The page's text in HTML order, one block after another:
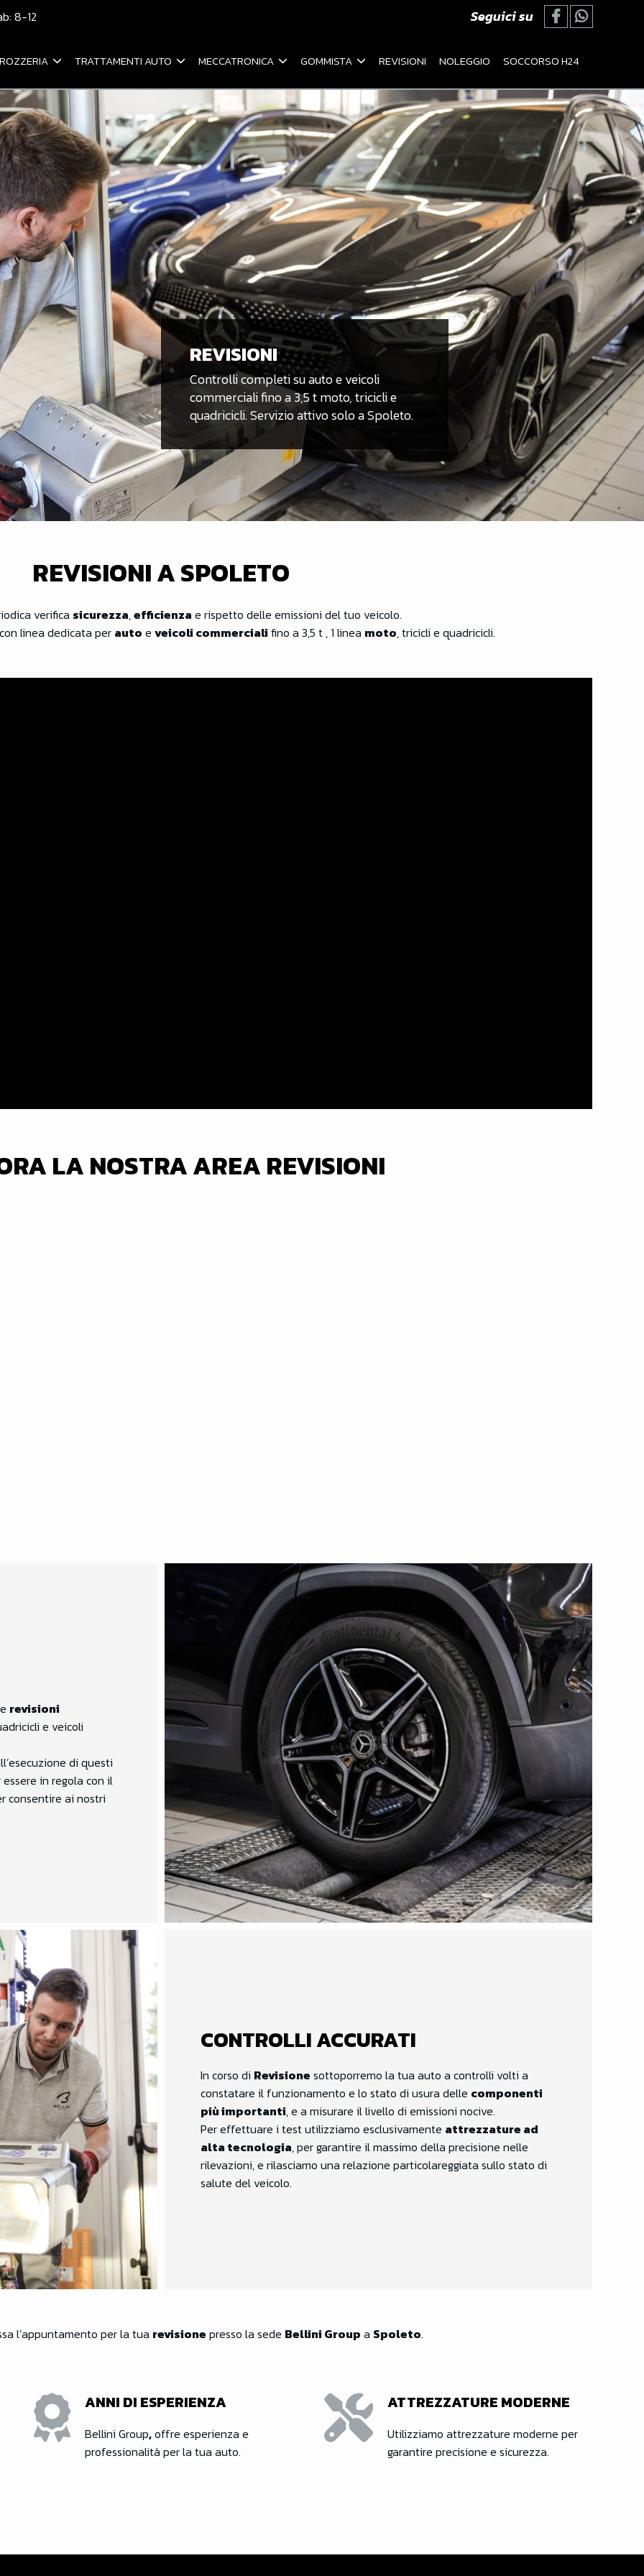
8-12 Seguici su
TRATTAMENTI AUTO MECCATRONICA GOMMISTA REVISIONI NOLEGGIO SOCCORSO H24
REVISIONI
Controlli completi su auto e veicoli
commerciali fino a 3,5 t moto, tricicli e
quadricicli. Servizio attivo solo a Spoleto.
REVISIONI A SPOLETO
verifica sicurezza,efficienza e rispetto delle emissioni del tuo veicolo.
linea dedicata per auto e veicoli commerciali fino a 3,5 t , 1 linea moto, tricicli e quadricicli.
LA NOSTRA AREA REVISIONI
revisioni
e veicoli
di questi
in regola con il
consentire ai nostri
CONTROLLI ACCURATI
In corso di Revisione sottoporremo la tua auto a controlli volti a
constatare il funzionamento e lo stato di usura delle componenti
più importanti, e a misurare il livello di emissioni nocive.
Per effettuare i test utilizziamo esclusivamente attrezzature ad
alta tecnologia, per garantire il massimo della precisione nelle
rilevazioni, e rilasciamo una relazione particolareggiata sullo stato di
salute del veicolo.
l’appuntamento per la tua revisione presso la sede Bellini Group a Spoleto.
ANNI DI ESPERIENZA
Bellini Group,offre esperienza e
professionalità per la tua auto.
ATTREZZATURE MODERNE
Utilizziamo attrezzature moderne per
garantire precisione e sicurezza.